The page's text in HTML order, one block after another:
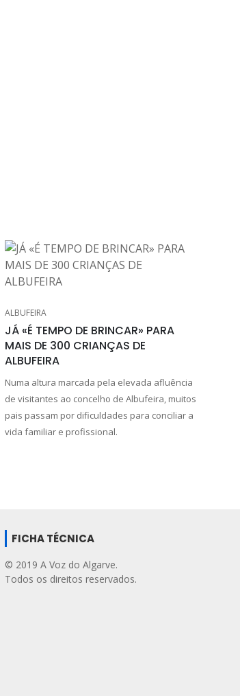
ALBUFEIRA
JÁ «É TEMPO DE BRINCAR» PARA
MAIS DE 300 CRIANÇAS DE
ALBUFEIRA
Numa altura marcada pela elevada afluência
de visitantes ao concelho de Albufeira, muitos
pais passam por dificuldades para conciliar a
vida familiar e profissional.
FICHA TÉCNICA
© 2019 A Voz do Algarve.
Todos os direitos reservados.